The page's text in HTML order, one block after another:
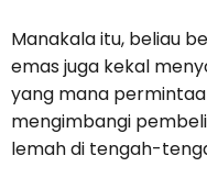
Manakala itu, beliau
emas juga kekal
yang mana
mengimbangi
lemah di tengah-